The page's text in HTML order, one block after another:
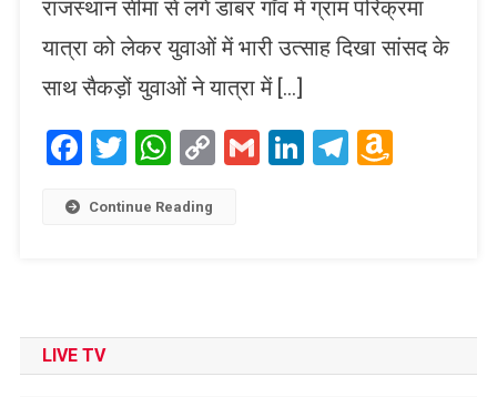
राजस्थान सीमा से लगे डाबर गाँव में ग्राम परिक्रमा
यात्रा को लेकर युवाओं में भारी उत्साह दिखा सांसद के
साथ सैकड़ों युवाओं ने यात्रा में […]
Facebook
TwitterWhatsApp
CopyGmailLinkedIn
Telegram
Continue Reading
LIVE TV